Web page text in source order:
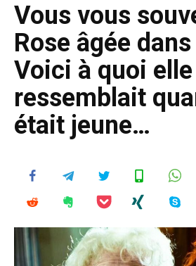
Vous vous
Rose âgée
Voici à quoi elle
ressemblait
était jeune…